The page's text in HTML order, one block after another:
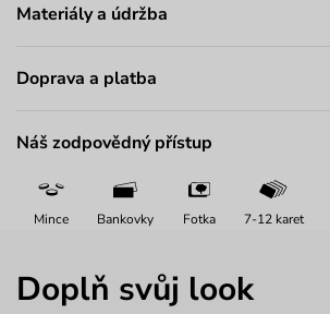
Materiály a údržba
Doprava a platba
Náš zodpovědný přístup
Mince Bankovky Fotka 7-12 karet
Doplň svůj look